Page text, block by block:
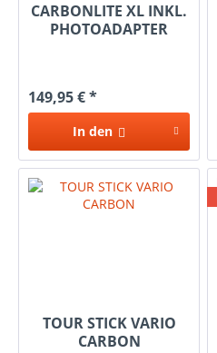
CARBONLITE XL INKL.
PHOTOADAPTER
149,95 € *
In den
TOUR STICK VARIO
CARBON